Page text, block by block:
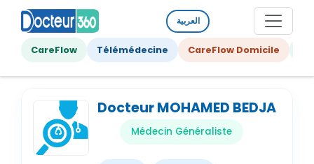
العربية
CareFlow Télémédecine CareFlow Domicile
Docteur MOHAMED BEDJA
Médecin Généraliste